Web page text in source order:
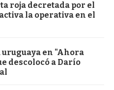
roja decretada por el
la operativa en el
uruguaya en "Ahora
descolocó a Darío